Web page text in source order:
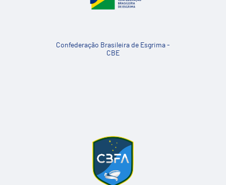
Confederação Brasileira de Esgrima -
CBE